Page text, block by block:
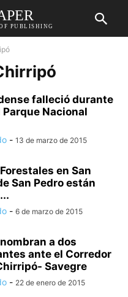
PUBLISHING
falleció durante
Nacional
- 13 de marzo de 2015
en San
San Pedro están
- 6 de marzo de 2015
a dos
ante el Corredor
Savegre
- 22 de enero de 2015